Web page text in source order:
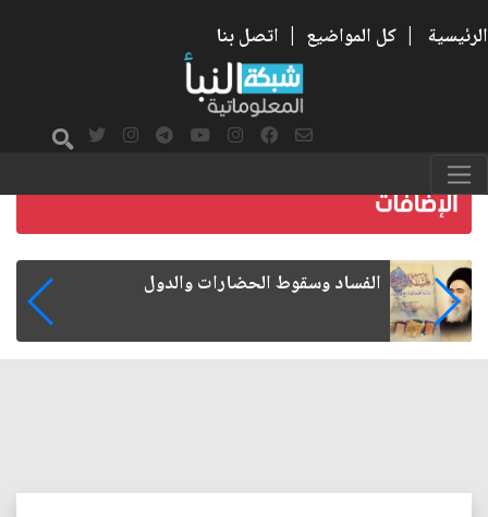
الرئيسية | كل المواضيع | اتصل بنا
رواتب الموظفين على صفيح ساخن